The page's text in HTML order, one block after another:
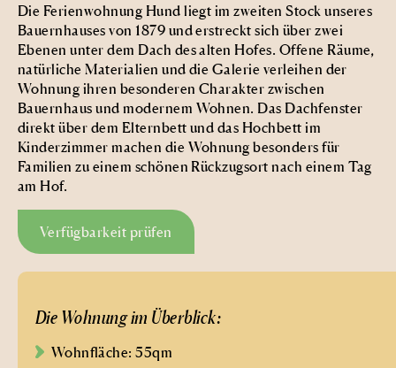
Die Ferienwohnung Hund liegt im zweiten Stock unseres
Bauernhauses von 1879 und erstreckt sich über zwei
Ebenen unter dem Dach des alten Hofes. Offene Räume,
natürliche Materialien und die Galerie verleihen der
Wohnung ihren besonderen Charakter zwischen
Bauernhaus und modernem Wohnen. Das Dachfenster
direkt über dem Elternbett und das Hochbett im
Kinderzimmer machen die Wohnung besonders für
Familien zu einem schönen Rückzugsort nach einem Tag
am Hof.
Verfügbarkeit prüfen
Die Wohnung im Überblick:
Wohnfläche: 55qm